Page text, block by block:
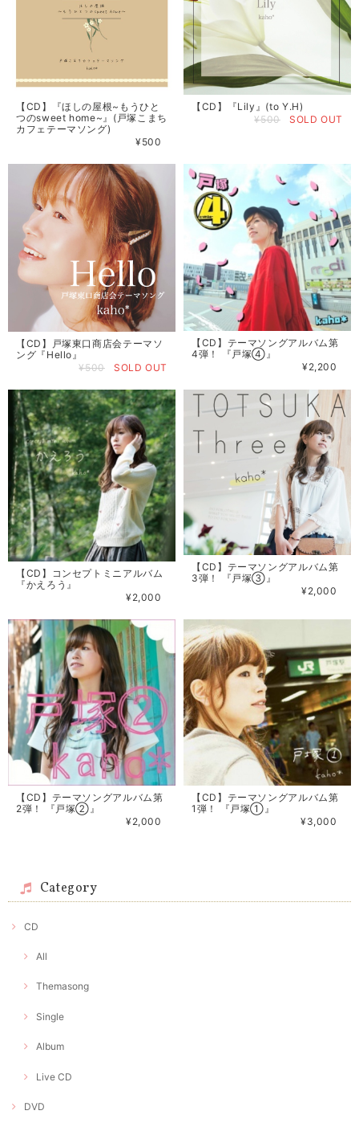
【CD】『ほしの屋根~もうひと
つのsweet home~』(戸塚こまち
カフェテーマソング)
¥500
【CD】『Lily』(to Y.H)
¥500
SOLD OUT
【CD】戸塚東口商店会テーマソ
ング『Hello』
¥500
SOLD OUT
【CD】テーマソングアルバム第
4弾！ 『戸塚④』
¥2,200
【CD】コンセプトミニアルバム
『かえろう』
¥2,000
【CD】テーマソングアルバム第
3弾！ 『戸塚③』
¥2,000
【CD】テーマソングアルバム第
2弾！ 『戸塚②』
¥2,000
【CD】テーマソングアルバム第
1弾！ 『戸塚①』
¥3,000
Category
CD
All
Themasong
Single
Album
Live CD
DVD